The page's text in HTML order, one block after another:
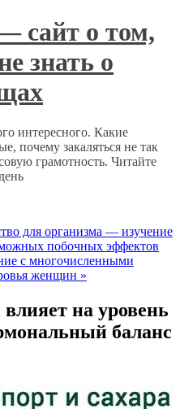
сайт о том,
знать о
интересного. Какие
почему закаляться не так
грамотность. Читайте
для организма — изучение
побочных эффектов
с многочисленными
женщин »
на уровень
баланс